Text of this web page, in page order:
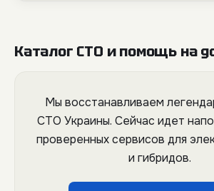
Каталог СТО и помощь на
Мы восстанавливаем
СТО Украины. Сейчас идет
проверенных сервисов для
и гибридов.